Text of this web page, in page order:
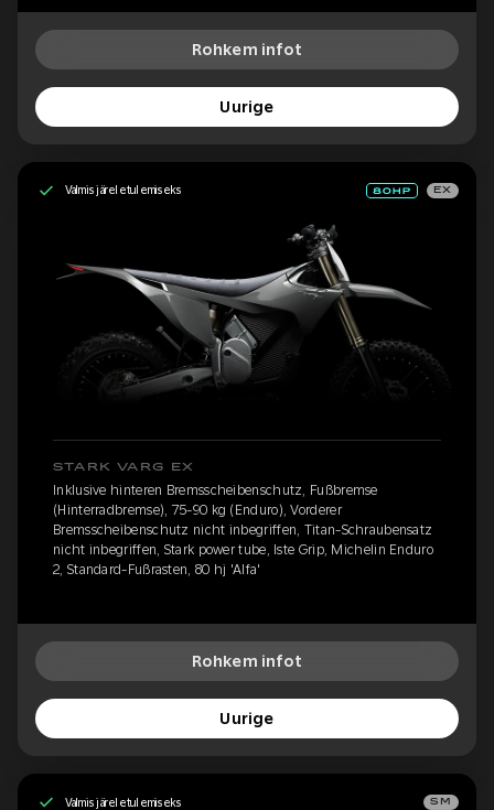
Rohkem infot
Uurige
Valmis järeletulemiseks EX
STARK VARG EX
Inklusive hinteren Bremsscheibenschutz, Fußbremse
(Hinterradbremse), 75-90 kg (Enduro), Vorderer
Bremsscheibenschutz nicht inbegriffen, Titan-Schraubensatz
nicht inbegriffen, Stark power tube, Iste Grip, Michelin Enduro
2, Standard-Fußrasten, 80 hj 'Alfa'
Rohkem infot
Uurige
Valmis järeletulemiseks SM